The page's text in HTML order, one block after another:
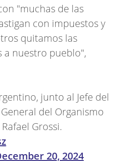
"muchas de las
con impuestos y
quitamos las
a nuestro pueblo",
junto al Jefe del
del Organismo
Grossi.
20, 2024